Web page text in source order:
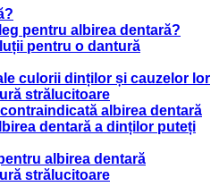
pentru albirea dentară?
pentru o dantură
culorii dinților și cauzelor lor
strălucitoare
albirea dentară
dentară a dinților puteți
albirea dentară
strălucitoare